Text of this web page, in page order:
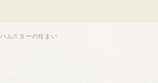
ハムスターの住まい